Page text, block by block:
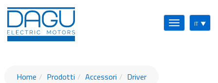
IT ▼
T
o
Home Prodotti Accessori Driver